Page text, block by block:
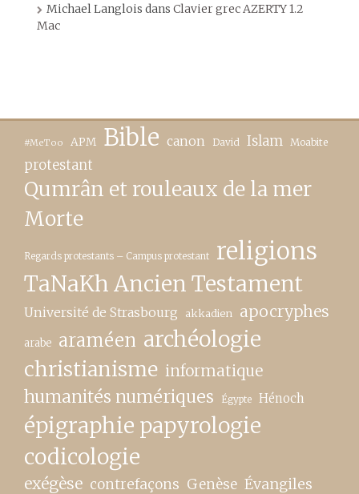
Michael Langlois dans Clavier grec AZERTY 1.2
Mac
#MeToo APM Bible canon David Islam Moabite
protestant
Qumrân et rouleaux de la mer
Morte
Regards protestants – Campus protestant religions
TaNaKh Ancien Testament
Université de Strasbourg akkadien apocryphes
arabe araméen archéologie
christianisme informatique
humanités numériques Égypte Hénoch
épigraphie papyrologie
codicologie
exégèse contrefaçons Genèse Évangiles